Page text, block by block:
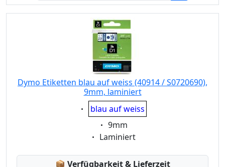
Dymo Etiketten blau auf weiss (40914 / S0720690),
9mm, laminiert
Eigenschaft:
blau auf weiss
Eigenschaft:
9mm
Eigenschaft:
Laminiert
📦 Lagerstatus:
Verfügbarkeit & Lieferzeit